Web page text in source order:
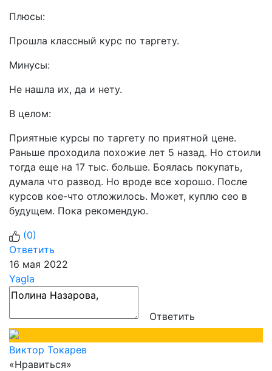
Плюсы:
Прошла классный курс по таргету.
Минусы:
Не нашла их, да и нету.
В целом:
Приятные курсы по таргету по приятной цене.
Раньше проходила похожие лет 5 назад. Но стоили
тогда еще на 17 тыс. больше. Боялась покупать,
думала что развод. Но вроде все хорошо. После
курсов кое-что отложилось. Может, куплю сео в
будущем. Пока рекомендую.
(0)
Ответить
16 мая 2022
Yagla
Ответить
Виктор Токарев
«Нравиться»